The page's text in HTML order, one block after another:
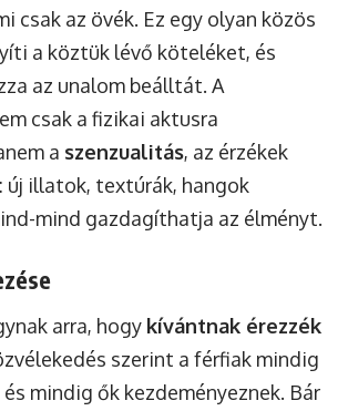
csak az övék. Ez egy olyan közös
a köztük lévő köteléket, és
az unalom beálltát. A
csak a fizikai aktusra
a szenzualitás, az érzékek
új illatok, textúrák, hangok
mind gazdagíthatja az élményt.
arra, hogy kívántnak érezzék
szerint a férfiak mindig
mindig ők kezdeményeznek. Bár